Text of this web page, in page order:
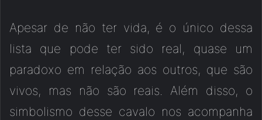
Apesar de não ter vida, é o único dessa
lista que pode ter sido real, quase um
paradoxo em relação aos outros, que são
vivos, mas não são reais. Além disso, o
simbolismo desse cavalo nos acompanha